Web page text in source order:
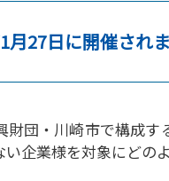
月27日に開催され
団・川崎市で構成
い企業様を対象にどの